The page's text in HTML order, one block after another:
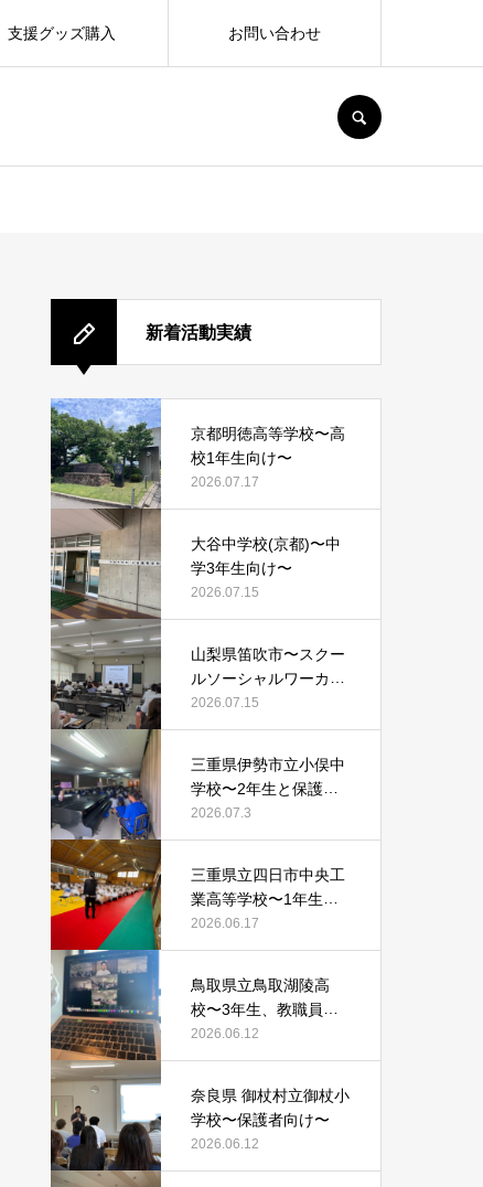
支援グッズ購入 お問い合わせ
新着活動実績
京都明徳高等学校〜高
校1年生向け〜
2026.07.17
大谷中学校(京都)〜中
学3年生向け〜
2026.07.15
山梨県笛吹市〜スクー
ルソーシャルワーカー
等向け〜
2026.07.15
三重県伊勢市立小俣中
学校〜2年生と保護者
向け〜
2026.07.3
三重県立四日市中央工
業高等学校〜1年生向
け〜
2026.06.17
鳥取県立鳥取湖陵高
校〜3年生、教職員向
け〜
2026.06.12
奈良県 御杖村立御杖小
学校〜保護者向け〜
2026.06.12